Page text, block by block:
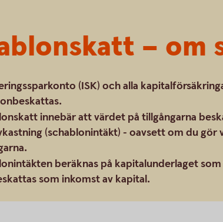
– om
(ISK) och alla
innebär att värdet på tillgångarna
(schablonintäkt) - oavsett om du gör
beräknas på kapitalunderlaget
som inkomst av kapital.